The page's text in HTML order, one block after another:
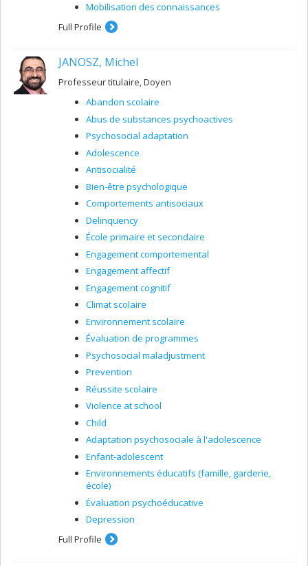
Mobilisation des connaissances
Full Profile
JANOSZ, Michel
Professeur titulaire, Doyen
Abandon scolaire
Abus de substances psychoactives
Psychosocial adaptation
Adolescence
Antisocialité
Bien-être psychologique
Comportements antisociaux
Delinquency
École primaire et secondaire
Engagement comportemental
Engagement affectif
Engagement cognitif
Climat scolaire
Environnement scolaire
Évaluation de programmes
Psychosocial maladjustment
Prevention
Réussite scolaire
Violence at school
Child
Adaptation psychosociale à l'adolescence
Enfant-adolescent
Environnements éducatifs (famille, garderie,
école)
Évaluation psychoéducative
Depression
Full Profile